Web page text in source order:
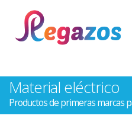
Material eléctrico
Productos de primeras marcas